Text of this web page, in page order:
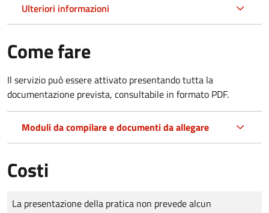
Ulteriori informazioni
Come fare
Il servizio può essere attivato presentando tutta la
documentazione prevista, consultabile in formato PDF.
Moduli da compilare e documenti da allegare
Costi
Tipo di pagamento
Importo
La presentazione della pratica non prevede alcun